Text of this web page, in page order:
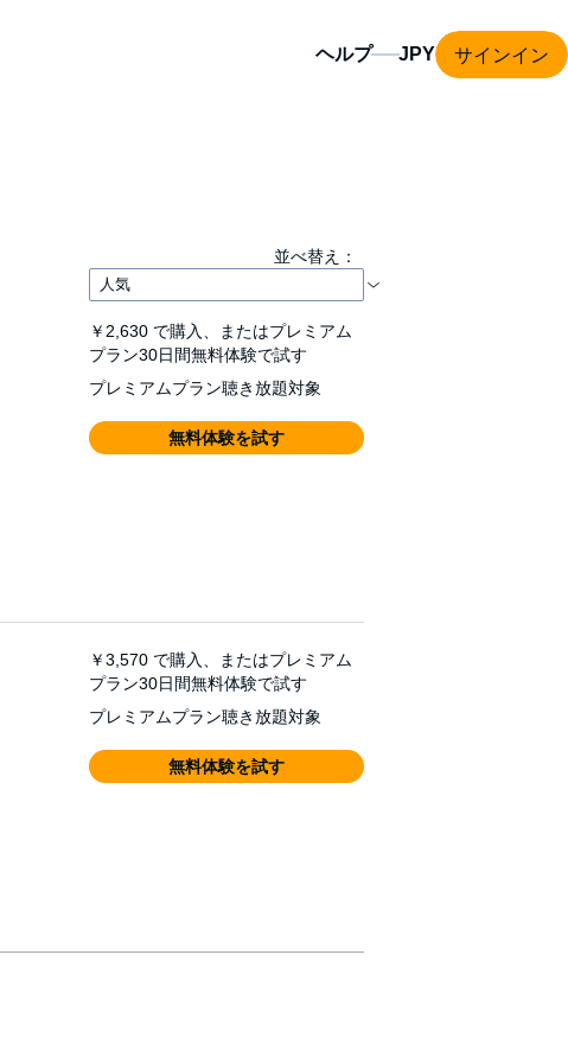
ヘルプ サインイン
並べ替え：
￥2,630 で購入、またはプレミアム
プラン30日間無料体験で試す
プレミアムプラン聴き放題対象
無料体験を試す
￥3,570 で購入、またはプレミアム
プラン30日間無料体験で試す
プレミアムプラン聴き放題対象
無料体験を試す